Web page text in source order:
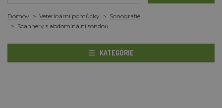
Domov Veterinární pomůcky
Sonografie
Scannery s abdominální sondou
KATEGÓRIE